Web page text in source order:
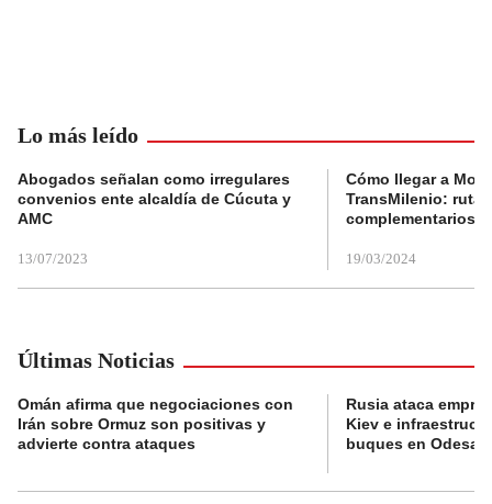
Lo más leído
Abogados señalan como irregulares
convenios ente alcaldía de Cúcuta y
AMC
13/07/2023
Cómo llegar a
TransMilenio:
complementarios
19/03/2024
Últimas Noticias
Omán afirma que negociaciones con
Irán sobre Ormuz son positivas y
advierte contra ataques
Rusia ataca
Kiev e
buques en Odesa